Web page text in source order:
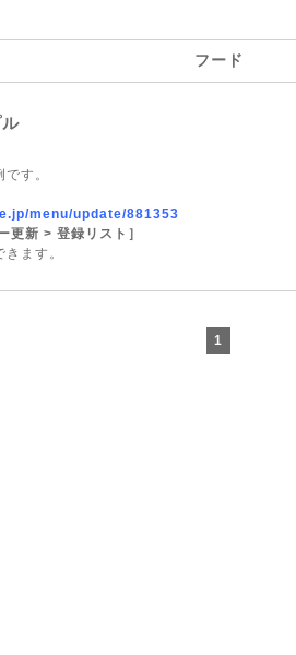
フード
す。
menu/update/881353
更新 > 登録リスト］
ます。
1